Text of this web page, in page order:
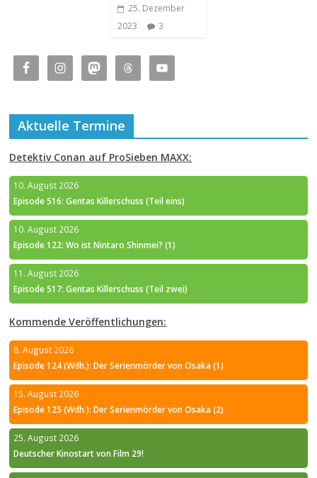
25. Dezember
2023
3
Aktuelle Termine
Detektiv Conan auf ProSieben MAXX:
10. August 2026
Episode 516: Gentas Killerschuss (Teil eins)
10. August 2026
Episode 122: Wo ist Nintaro Shinmei? (1)
11. August 2026
Episode 517: Gentas Killerschuss (Teil zwei)
Kommende Veröffentlichungen:
8. August 2026
Episode 124 (Wdh.): Der Serienmörder von Osaka (1)
15. August 2026
Episode 125 (Wdh.): Der Serienmörder von Osaka (2)
25. August 2026
Deutscher Kinostart von Film 29!